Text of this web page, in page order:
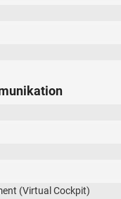
(Virtual Cockpit)